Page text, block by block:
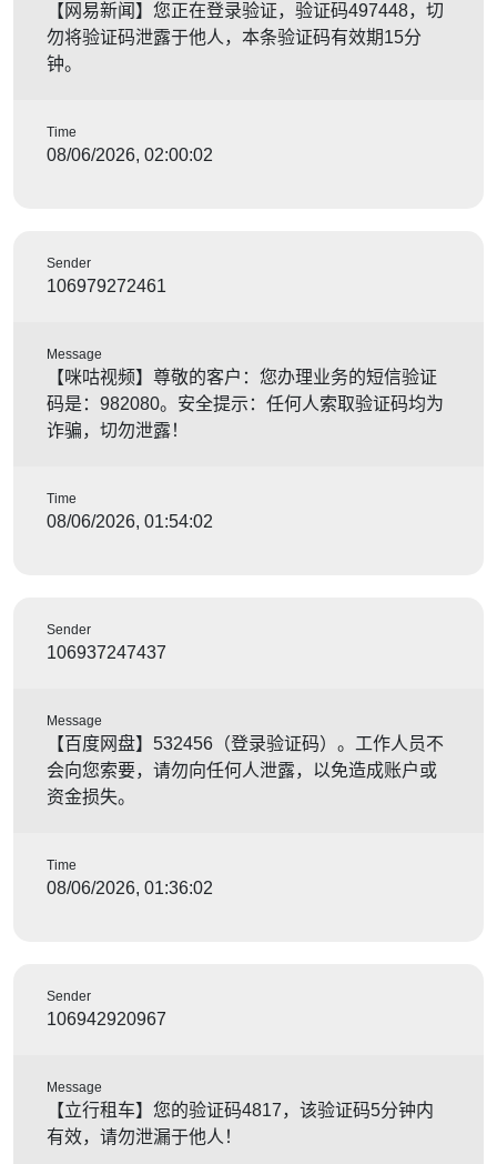
【网易新闻】您正在登录验证，验证码497448，切
勿将验证码泄露于他人，本条验证码有效期15分
钟。
Time
08/06/2026, 02:00:02
Sender
106979272461
Message
【咪咕视频】尊敬的客户：您办理业务的短信验证
码是：982080。安全提示：任何人索取验证码均为
诈骗，切勿泄露！
Time
08/06/2026, 01:54:02
Sender
106937247437
Message
【百度网盘】532456（登录验证码）。工作人员不
会向您索要，请勿向任何人泄露，以免造成账户或
资金损失。
Time
08/06/2026, 01:36:02
Sender
106942920967
Message
【立行租车】您的验证码4817，该验证码5分钟内
有效，请勿泄漏于他人！